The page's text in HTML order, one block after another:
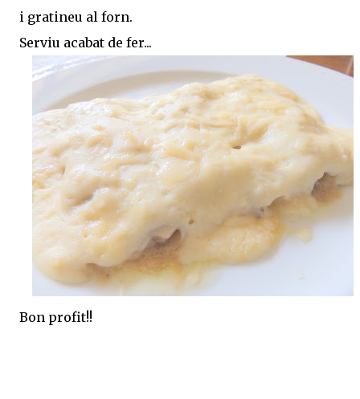
i gratineu al forn.
Serviu acabat de fer...
Bon profit!!